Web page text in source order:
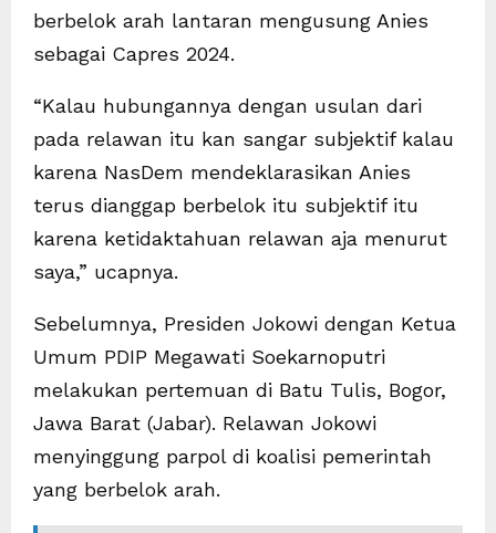
berbelok arah lantaran mengusung Anies
sebagai Capres 2024.
“Kalau hubungannya dengan usulan dari
pada relawan itu kan sangar subjektif kalau
karena NasDem mendeklarasikan Anies
terus dianggap berbelok itu subjektif itu
karena ketidaktahuan relawan aja menurut
saya,” ucapnya.
Sebelumnya, Presiden Jokowi dengan Ketua
Umum PDIP Megawati Soekarnoputri
melakukan pertemuan di Batu Tulis, Bogor,
Jawa Barat (Jabar). Relawan Jokowi
menyinggung parpol di koalisi pemerintah
yang berbelok arah.